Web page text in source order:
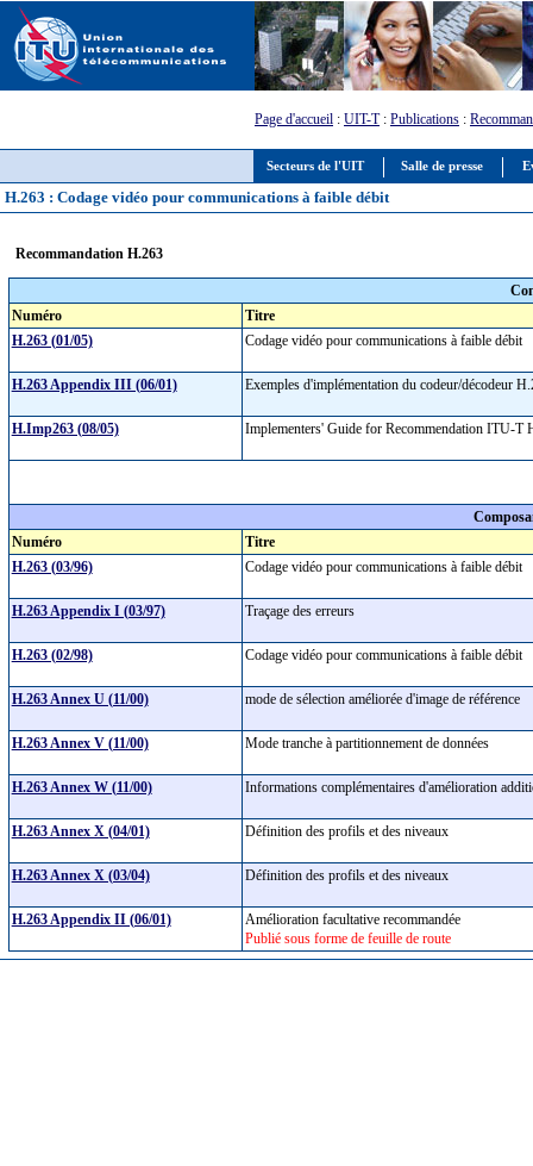
Secteurs de l'UIT Salle de presse
Page d'accueil : UIT-T: Publications :
H.263 : Codage vidéo pour communications à faible débit
Recommandation H.263
Numéro
Titre
H.263 (01/05)
Codage vidéo pour communications à faible débit
H.263 Appendix III (06/01) Exemples d'implémentation du codeur/décodeur
H.Imp263 (08/05) Implementers' Guide for Recommendation ITU-
Numéro
Titre
H.263 (03/96)
Codage vidéo pour communications à faible débit
H.263 Appendix I (03/97) Traçage des erreurs
H.263 (02/98) Codage vidéo pour communications à faible débit
H.263 Annex U (11/00) mode de sélection améliorée d'image de référence
H.263 Annex V (11/00) Mode tranche à partitionnement de données
H.263 Annex W (11/00) Informations complémentaires d'amélioration
H.263 Annex X (04/01) Définition des profils et des niveaux
H.263 Annex X (03/04) Définition des profils et des niveaux
H.263 Appendix II (06/01)
Amélioration facultative recommandée
Publié sous forme de feuille de route